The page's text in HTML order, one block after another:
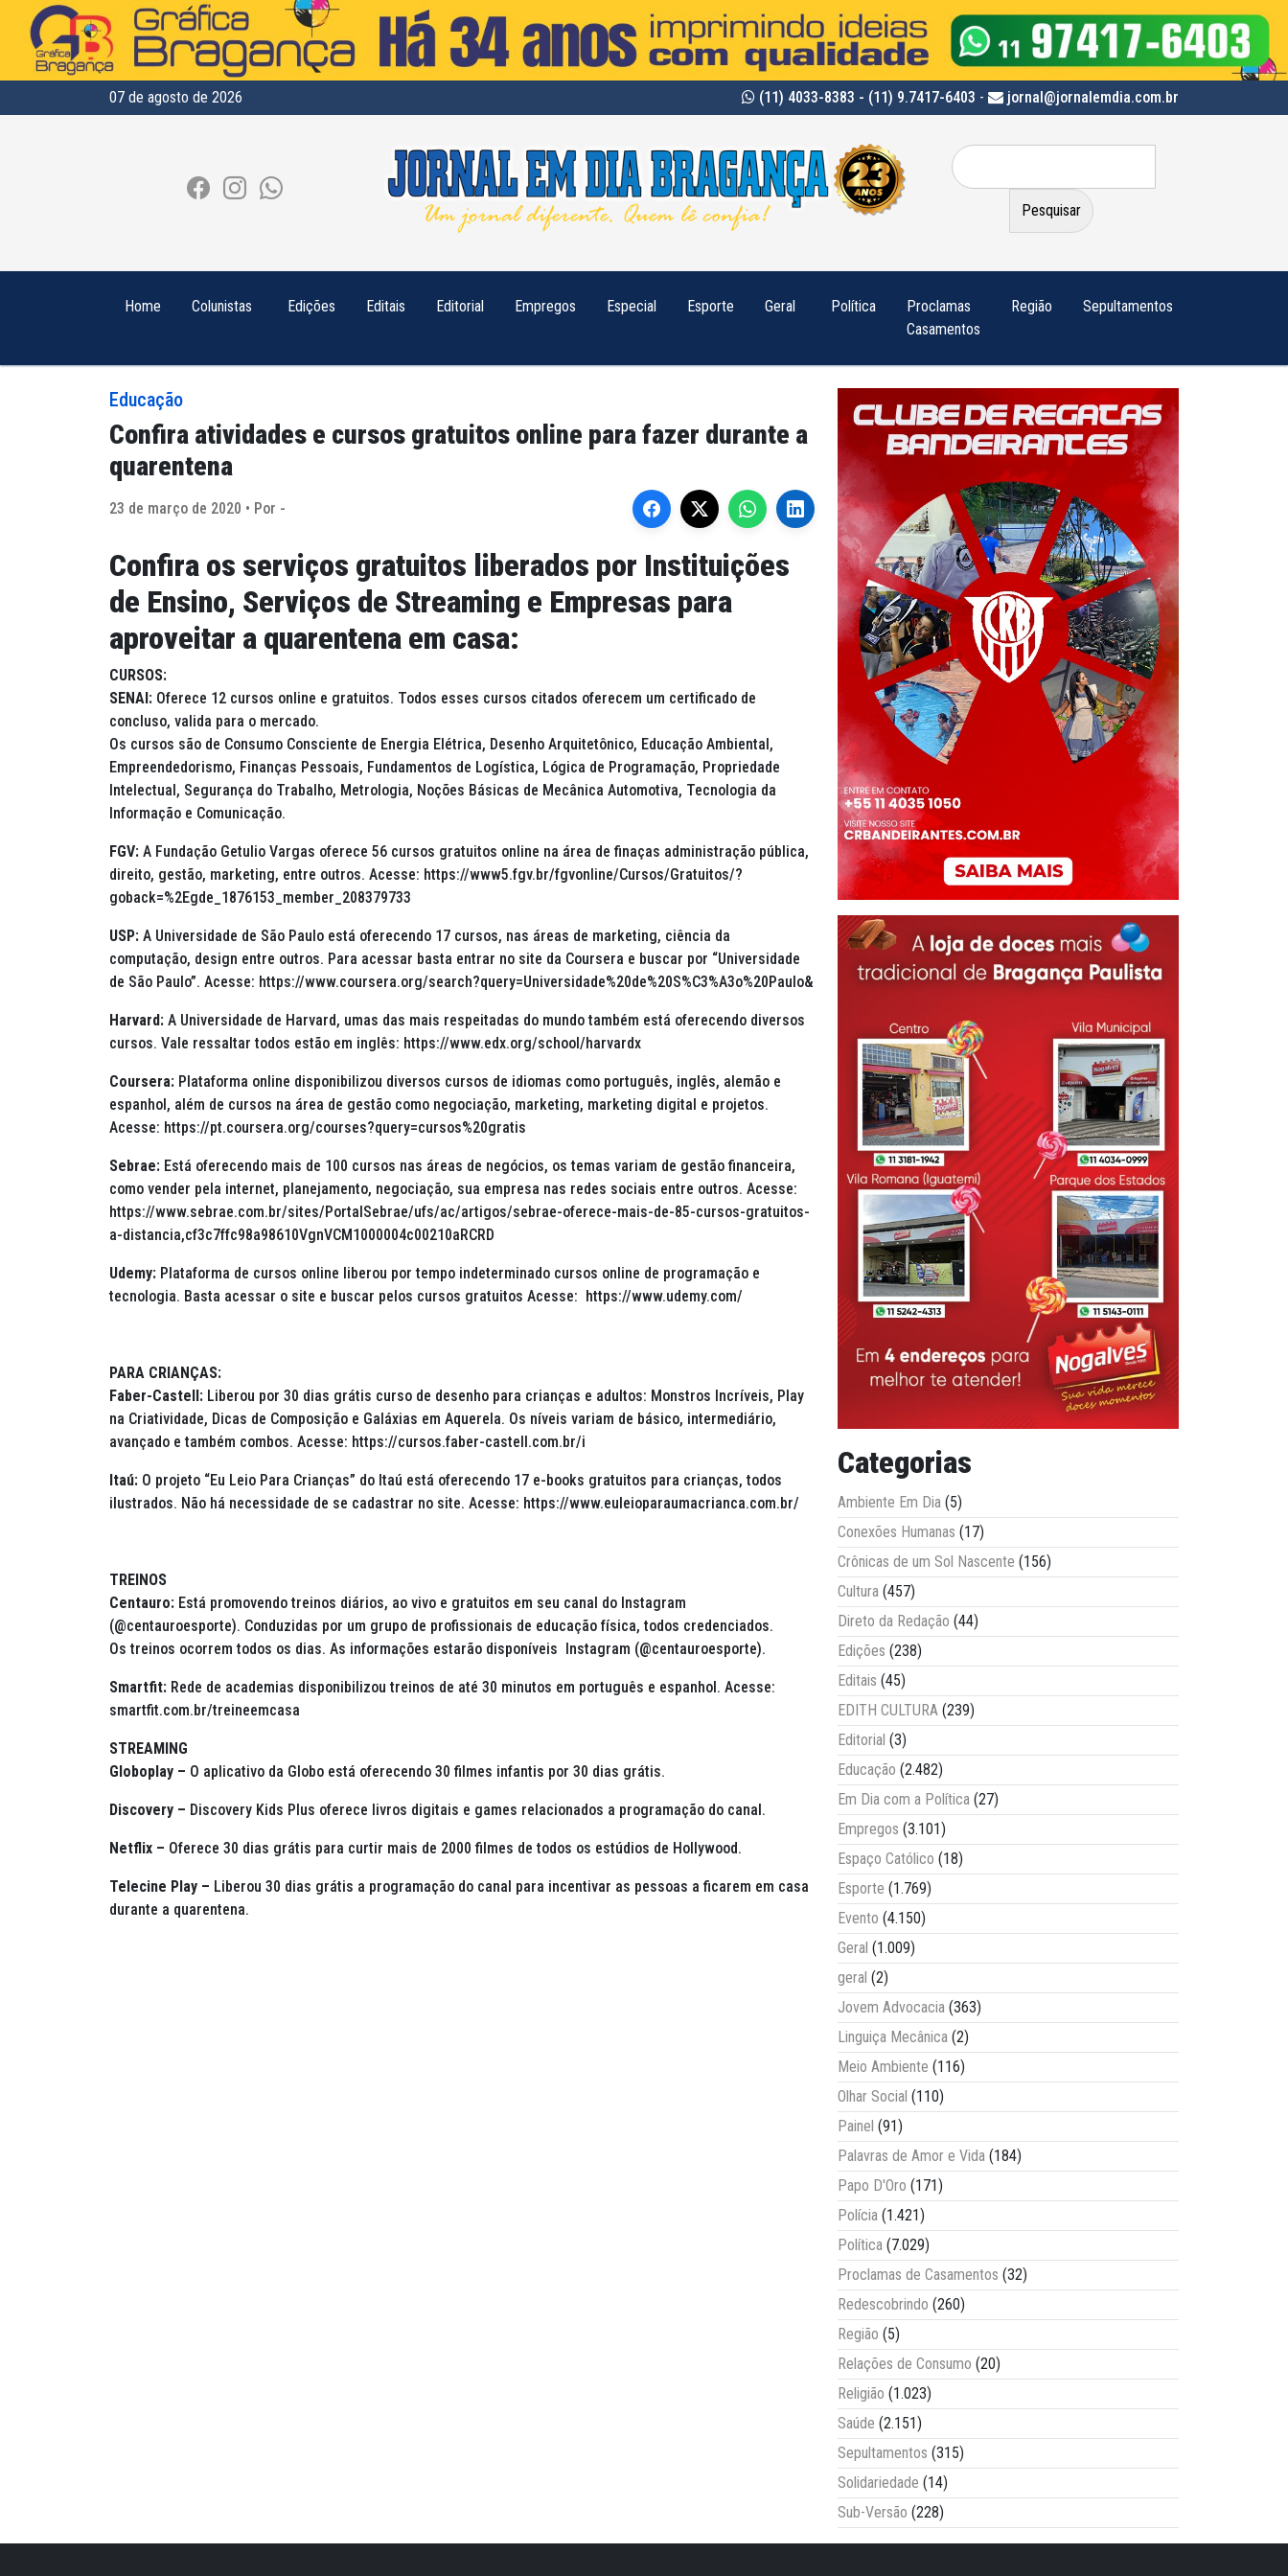
07 de agosto de 2026 (11) 4033-8383 - (11) 9.7417-6403 - jornal@jornalemdia.com.br
Pesquisar
por:
Home Colunistas Edições Editais Editorial Empregos Especial Esporte Geral Política
Proclamas
Casamentos
Região Sepultamentos
Educação
Confira atividades e cursos gratuitos online para fazer durante a
quarentena
23 de março de 2020 • Por -
Confira os serviços gratuitos liberados por Instituições
de Ensino, Serviços de Streaming e Empresas para
aproveitar a quarentena em casa:
CURSOS:
SENAI: Oferece 12 cursos online e gratuitos. Todos esses cursos citados oferecem um certificado de
concluso, valida para o mercado.
Os cursos são de Consumo Consciente de Energia Elétrica, Desenho Arquitetônico, Educação Ambiental,
Empreendedorismo, Finanças Pessoais, Fundamentos de Logística, Lógica de Programação, Propriedade
Intelectual, Segurança do Trabalho, Metrologia, Noções Básicas de Mecânica Automotiva, Tecnologia da
Informação e Comunicação.
FGV: A Fundação Getulio Vargas oferece 56 cursos gratuitos online na área de finaças administração pública,
direito, gestão, marketing, entre outros. Acesse: https://www5.fgv.br/fgvonline/Cursos/Gratuitos/?
goback=%2Egde_1876153_member_208379733
USP: A Universidade de São Paulo está oferecendo 17 cursos, nas áreas de marketing, ciência da
computação, design entre outros. Para acessar basta entrar no site da Coursera e buscar por “Universidade
de São Paulo”. Acesse: https://www.coursera.org/search?query=Universidade%20de%20S%C3%A3o%20Paulo&
Harvard: A Universidade de Harvard, umas das mais respeitadas do mundo também está oferecendo diversos
cursos. Vale ressaltar todos estão em inglês: https://www.edx.org/school/harvardx
Coursera: Plataforma online disponibilizou diversos cursos de idiomas como português, inglês, alemão e
espanhol, além de cursos na área de gestão como negociação, marketing, marketing digital e projetos.
Acesse: https://pt.coursera.org/courses?query=cursos%20gratis
Sebrae: Está oferecendo mais de 100 cursos nas áreas de negócios, os temas variam de gestão financeira,
como vender pela internet, planejamento, negociação, sua empresa nas redes sociais entre outros. Acesse:
https://www.sebrae.com.br/sites/PortalSebrae/ufs/ac/artigos/sebrae-oferece-mais-de-85-cursos-gratuitos-
a-distancia,cf3c7ffc98a98610VgnVCM1000004c00210aRCRD
Udemy: Plataforma de cursos online liberou por tempo indeterminado cursos online de programação e
tecnologia. Basta acessar o site e buscar pelos cursos gratuitos Acesse: https://www.udemy.com/
PARA CRIANÇAS:
Faber-Castell: Liberou por 30 dias grátis curso de desenho para crianças e adultos: Monstros Incríveis, Play
na Criatividade, Dicas de Composição e Galáxias em Aquerela. Os níveis variam de básico, intermediário,
avançado e também combos. Acesse: https://cursos.faber-castell.com.br/i
Itaú: O projeto “Eu Leio Para Crianças” do Itaú está oferecendo 17 e-books gratuitos para crianças, todos
ilustrados. Não há necessidade de se cadastrar no site. Acesse: https://www.euleioparaumacrianca.com.br/
TREINOS
Centauro: Está promovendo treinos diários, ao vivo e gratuitos em seu canal do Instagram
(@centauroesporte). Conduzidas por um grupo de profissionais de educação física, todos credenciados.
Os treinos ocorrem todos os dias. As informações estarão disponíveis Instagram (@centauroesporte).
Smartfit: Rede de academias disponibilizou treinos de até 30 minutos em português e espanhol. Acesse:
smartfit.com.br/treineemcasa
STREAMING
Globoplay – O aplicativo da Globo está oferecendo 30 filmes infantis por 30 dias grátis.
Discovery – Discovery Kids Plus oferece livros digitais e games relacionados a programação do canal.
Netflix – Oferece 30 dias grátis para curtir mais de 2000 filmes de todos os estúdios de Hollywood.
Telecine Play – Liberou 30 dias grátis a programação do canal para incentivar as pessoas a ficarem em casa
durante a quarentena.
Categorias
Ambiente Em Dia (5)
Conexões Humanas (17)
Crônicas de um Sol Nascente (156)
Cultura (457)
Direto da Redação (44)
Edições (238)
Editais (45)
EDITH CULTURA (239)
Editorial (3)
Educação (2.482)
Em Dia com a Política (27)
Empregos (3.101)
Espaço Católico (18)
Esporte (1.769)
Evento (4.150)
Geral (1.009)
geral (2)
Jovem Advocacia (363)
Linguiça Mecânica (2)
Meio Ambiente (116)
Olhar Social (110)
Painel (91)
Palavras de Amor e Vida (184)
Papo D'Oro (171)
Polícia (1.421)
Política (7.029)
Proclamas de Casamentos (32)
Redescobrindo (260)
Região (5)
Relações de Consumo (20)
Religião (1.023)
Saúde (2.151)
Sepultamentos (315)
Solidariedade (14)
Sub-Versão (228)